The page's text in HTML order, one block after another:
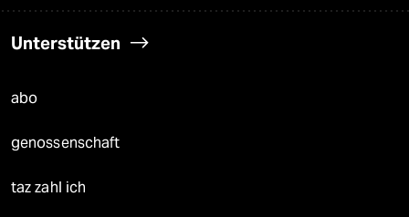
Unterstützen
abo
genossenschaft
taz zahl ich